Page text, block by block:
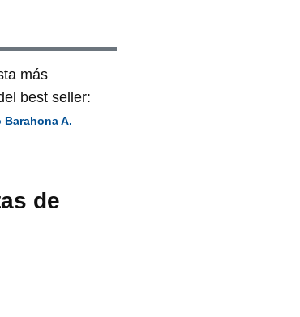
más
best seller:
Barahona A.
de